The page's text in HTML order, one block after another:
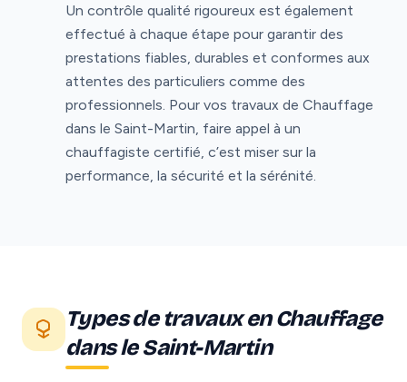
Un contrôle qualité rigoureux est également
effectué à chaque étape pour garantir des
prestations fiables, durables et conformes aux
attentes des particuliers comme des
professionnels. Pour vos travaux de Chauffage
dans le Saint-Martin, faire appel à un
chauffagiste certifié, c’est miser sur la
performance, la sécurité et la sérénité.
Types de travaux en Chauffage
dans le Saint-Martin